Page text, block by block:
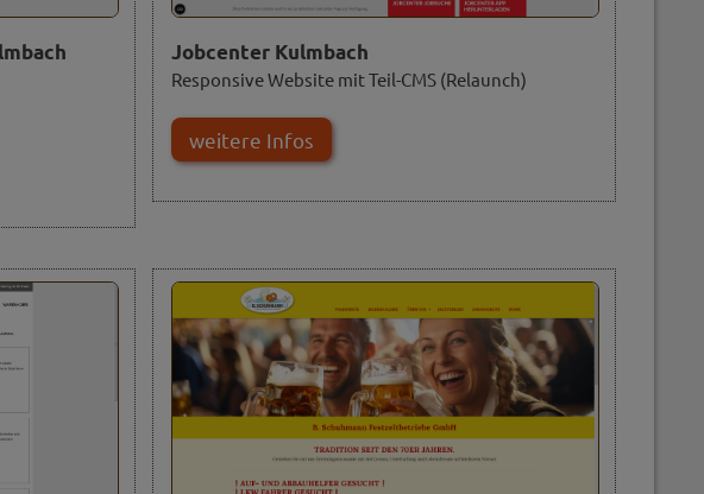
Jobcenter Kulmbach
Responsive Website mit Teil-CMS (Relaunch)
weitere Infos